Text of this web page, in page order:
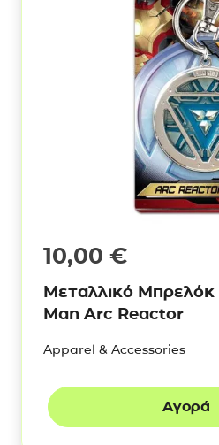
10,00 €
Μεταλλικό
Man Arc Reactor
Apparel & Accessories
Αγορά